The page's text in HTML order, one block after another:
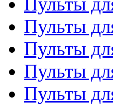
Пульты
Пульты
Пульты
Пульты